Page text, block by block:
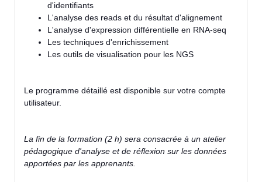
d'identifiants
L'analyse des reads et du résultat d'alignement
L'analyse d'expression différentielle en RNA-seq
Les techniques d'enrichissement
Les outils de visualisation pour les NGS
Le programme détaillé est disponible sur votre compte
utilisateur.
La fin de la formation (2 h) sera consacrée à un atelier
pédagogique d'analyse et de réflexion sur les données
apportées par les apprenants.